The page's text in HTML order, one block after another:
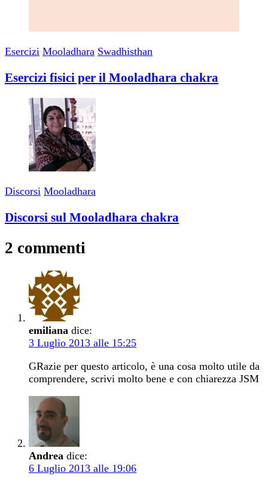
Esercizi Mooladhara Swadhisthan
Esercizi fisici per il Mooladhara chakra
Discorsi Mooladhara
Discorsi sul Mooladhara chakra
2 commenti
emiliana dice:
3 Luglio 2013 alle 15:25
GRazie per questo articolo, è una cosa molto utile da
comprendere, scrivi molto bene e con chiarezza JSM
Andrea dice:
6 Luglio 2013 alle 19:06